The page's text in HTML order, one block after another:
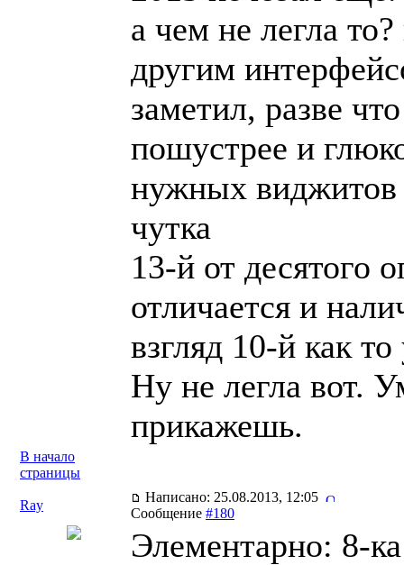
а чем не легла
другим
заметил, разве
пошустрее и
нужных
чутка
13-й от десятого
отличается и
взгляд 10-й как
Ну не легла вот.
прикажешь.
В начало
страницы
Ray
Написано: 25.08.2013, 12:05
Сообщение #180
Элементарно: 8-